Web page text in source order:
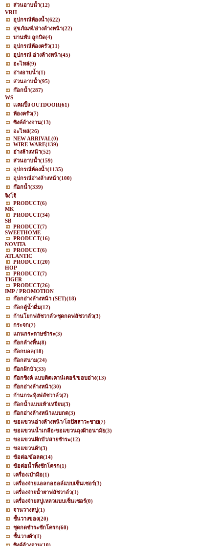
ส่วนอาบน้ำ(12)
VRH
อุปกรณ์ห้องน้ำ(622)
สุขภัณฑ์/อ่างล้างหน้า(22)
บานพับ ลูกบิด(4)
อุปกรณ์ห้องครัว(11)
อุปกรณ์ อ่างล้างหน้า(45)
อะไหล่(9)
อ่างอาบน้ำ(1)
ส่วนอาบน้ำ(95)
ก๊อกน้ำ(287)
WS
เเคมปิ้ง OUTDOOR(61)
ห้องครัว(7)
ซิงค์ล้างจาน(13)
อะไหล่(26)
NEW ARRIVAL(0)
WIRE WARE(139)
อ่างล้างหน้า(52)
ส่วนอาบน้ำ(159)
อุปกรณ์ห้องน้ำ(1135)
อุปกรณ์อ่างล้างหน้า(100)
ก๊อกน้ำ(339)
จิงโจ้
PRODUCT(6)
MK
PRODUCT(34)
SB
PRODUCT(7)
SWEETHOME
PRODUCT(16)
NOVITA
PRODUCT(6)
ATLANTIC
PRODUCT(20)
HOP
PRODUCT(7)
TIGER
PRODUCT(26)
IMP / PROMOTION
ก๊อกอ่างล้างหน้า (SET)(18)
ก๊อกตู้น้ำดื่ม(12)
ก้านโยกฟลัชวาล์ว/ชุดกดฟลัชวาล์ว(3)
กระจก(7)
แกนกระดาษชำระ(3)
ก๊อกล้างพื้น(8)
ก๊อกบอล(18)
ก๊อกสนาม(24)
ก๊อกฝักบัว(33)
ก๊อกซิงค์ แบบติดเคาน์เตอร์/ขอบอ่าง(13)
ก๊อกอ่างล้างหน้า(30)
ก้านกระทุ้งฟลัชวาล์ว(2)
ก๊อกน้ำแบบเท้าเหยียบ(3)
ก๊อกอ่างล้างหน้าแบบกด(3)
ขอแขวนอ่างล้างหน้า/โถปัสสาวะชาย(7)
ขอแขวนน้ำเกลือ/ขอแขวนถุงผ้าอนามัย(3)
ขอแขวนฝักบัว/สายชำระ(12)
ขอแขวนผ้า(3)
ข้อต่อ/ข้อลด(14)
ข้อต่อน้ำทิ้งชักโครก(1)
เครื่องเป่ามือ(1)
เครื่องจ่ายแอลกอฮอล์แบบเซ็นเซอร์(3)
เครื่องจ่ายน้ำยาฟลัชวาล์ว(1)
เครื่องจ่ายสบู่เหลวแบบเซ็นเซอร์(0)
จานวางสบู่(1)
ชั้นวางของ(20)
ชุดกดชำระชักโครก(60)
ชั้นวางผ้า(1)